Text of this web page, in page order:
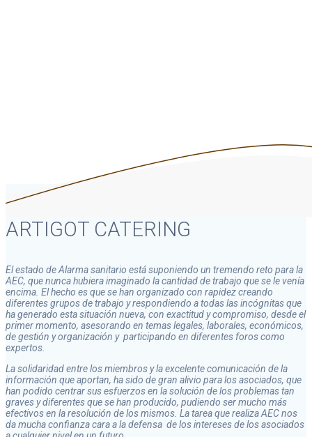
ARTIGOT CATERING
El estado de Alarma sanitario está suponiendo un tremendo reto para la
AEC, que nunca hubiera imaginado la cantidad de trabajo que se le venía
encima. El hecho es que se han organizado con rapidez creando
diferentes grupos de trabajo y respondiendo a todas las incógnitas que
ha generado esta situación nueva, con exactitud y compromiso, desde el
primer momento, asesorando en temas legales, laborales, económicos,
de gestión y organización y participando en diferentes foros como
expertos.
La solidaridad entre los miembros y la excelente comunicación de la
información que aportan, ha sido de gran alivio para los asociados, que
han podido centrar sus esfuerzos en la solución de los problemas tan
graves y diferentes que se han producido, pudiendo ser mucho más
efectivos en la resolución de los mismos. La tarea que realiza AEC nos
da mucha confianza cara a la defensa de los intereses de los asociados